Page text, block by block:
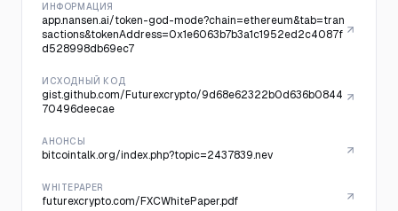
ИНФОРМАЦИЯ
app.nansen.ai/token-god-mode?chain=ethereum&tab=tran
sactions&tokenAddress=0x1e6063b7b3a1c1952ed2c4087f
d528998db69ec7
ИСХОДНЫЙ КОД
gist.github.com/Futurexcrypto/9d68e62322b0d636b0844
70496deecae
АНОНСЫ
bitcointalk.org/index.php?topic=2437839.nev
WHITEPAPER
futurexcrypto.com/FXCWhitePaper.pdf